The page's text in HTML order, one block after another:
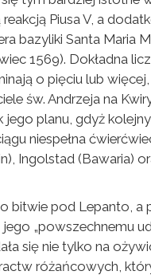
Piusa V, a
bazyliki Santa Maria
1569). Dokładna
o pięciu lub
św. Andrzeja na
planu, gdyż
niespełna
Ingolstad (Bawaria)
bitwie pod Lepanto,
„powszechnemu
się nie tylko na
różańcowych,